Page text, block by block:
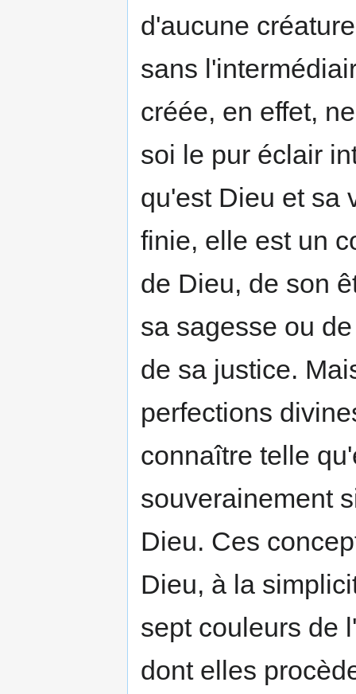
d'aucune
sans
créée, en effet,
soi le pur éclair
qu'est Dieu et sa
finie, elle est un
de Dieu, de son
sa sagesse ou
de sa justice.
perfections
connaître telle
souverainement
Dieu. Ces
Dieu, à la
sept couleurs de
dont elles